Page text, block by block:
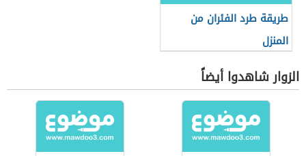
طريقة طرد الفئران من
المنزل
الزوار شاهدوا أيضاً